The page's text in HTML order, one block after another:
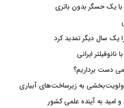
یک حسگر بدون باتری
دست برداریم؟
به زیرساخت‌های آبیاری
امید به آینده علمی کشور